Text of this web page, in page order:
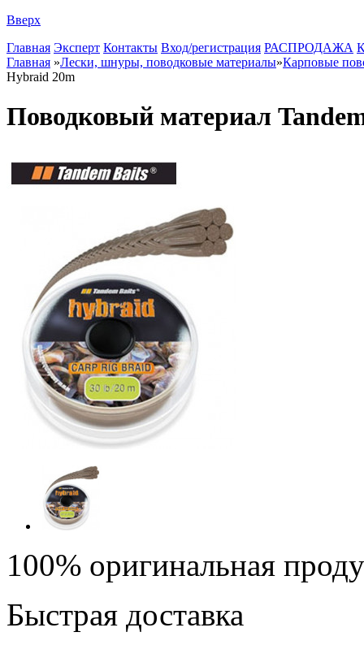
Вверх
Главная Эксперт Контакты Вход/регистрация РАСПРОДАЖА
Главная »Лески, шнуры, поводковые материалы»Карповые
Hybraid 20m
Поводковый материал
100% оригинальная
Быстрая доставка